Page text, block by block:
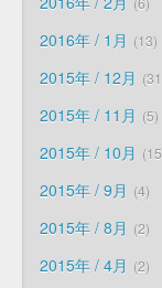
2016年 / 1月 13
2015年 / 12月 31
2015年 / 11月 5
2015年 / 10月 15
2015年 / 9月 4
2015年 / 8月 2
2015年 / 4月 2